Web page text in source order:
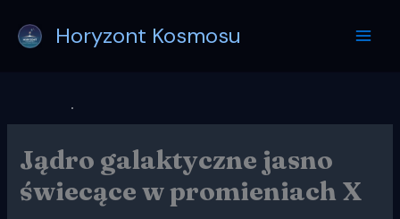
treści
Horyzont Kosmosu
Jądro galaktyczne jasno
świecące w promieniach X